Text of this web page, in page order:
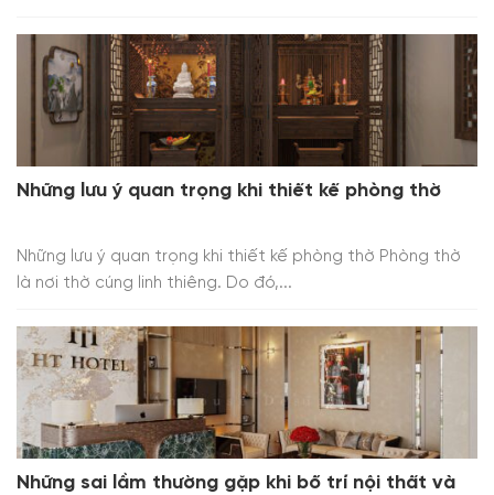
Những lưu ý quan trọng khi thiết kế phòng thờ
Những lưu ý quan trọng khi thiết kế phòng thờ Phòng thờ
là nơi thờ cúng linh thiêng. Do đó,...
Những sai lầm thường gặp khi bố trí nội thất và